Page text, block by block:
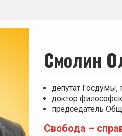
Смолин
депутат
доктор
председатель
Свобода –